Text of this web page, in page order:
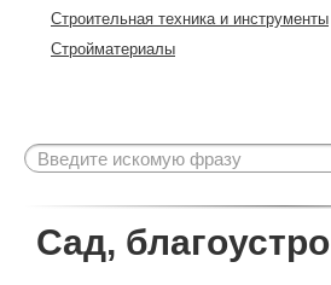
Строительная техника и инструменты
Стройматериалы
Сад,